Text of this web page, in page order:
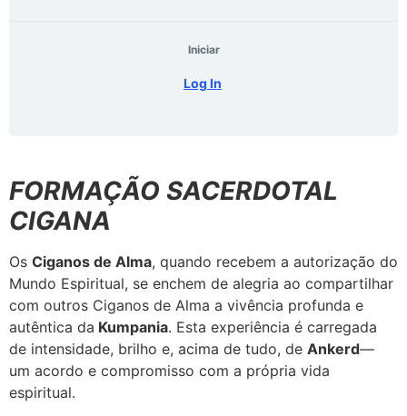
Iniciar
Log In
FORMAÇÃO SACERDOTAL
CIGANA
Os Ciganos de Alma, quando recebem a autorização do
Mundo Espiritual, se enchem de alegria ao compartilhar
com outros Ciganos de Alma a vivência profunda e
autêntica da Kumpania. Esta experiência é carregada
de intensidade, brilho e, acima de tudo, de Ankerd—
um acordo e compromisso com a própria vida
espiritual.